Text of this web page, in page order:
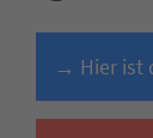
→ Hier ist